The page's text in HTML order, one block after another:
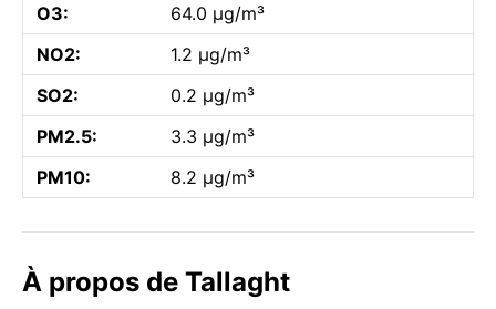
O3:
64.0 µg/m³
NO2:
1.2 µg/m³
SO2:
0.2 µg/m³
PM2.5:
3.3 µg/m³
PM10:
8.2 µg/m³
À propos de Tallaght